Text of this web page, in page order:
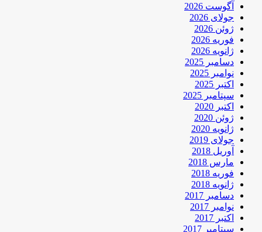
آگوست 2026
جولای 2026
ژوئن 2026
فوریه 2026
ژانویه 2026
دسامبر 2025
نوامبر 2025
اکتبر 2025
سپتامبر 2025
اکتبر 2020
ژوئن 2020
ژانویه 2020
جولای 2019
آوریل 2018
مارس 2018
فوریه 2018
ژانویه 2018
دسامبر 2017
نوامبر 2017
اکتبر 2017
سپتامبر 2017